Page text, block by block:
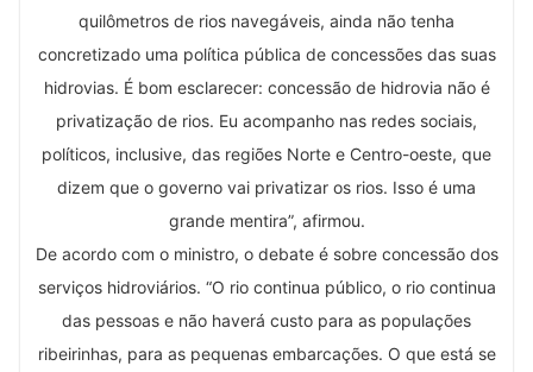
quilômetros de rios navegáveis, ainda não tenha
concretizado uma política pública de concessões das suas
hidrovias. É bom esclarecer: concessão de hidrovia não é
privatização de rios. Eu acompanho nas redes sociais,
políticos, inclusive, das regiões Norte e Centro-oeste, que
dizem que o governo vai privatizar os rios. Isso é uma
grande mentira”, afirmou.
De acordo com o ministro, o debate é sobre concessão dos
serviços hidroviários. “O rio continua público, o rio continua
das pessoas e não haverá custo para as populações
ribeirinhas, para as pequenas embarcações. O que está se